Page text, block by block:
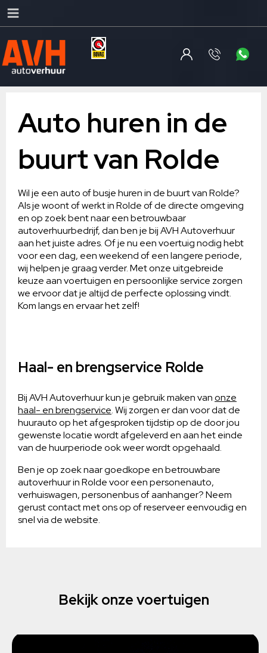
Auto huren in de
buurt van Rolde
Wil je een auto of busje huren in de buurt van Rolde?
Als je woont of werkt in Rolde of de directe omgeving
en op zoek bent naar een betrouwbaar
autoverhuurbedrijf, dan ben je bij AVH Autoverhuur
aan het juiste adres. Of je nu een voertuig nodig hebt
voor een dag, een weekend of een langere periode,
wij helpen je graag verder. Met onze uitgebreide
keuze aan voertuigen en persoonlijke service zorgen
we ervoor dat je altijd de perfecte oplossing vindt.
Kom langs en ervaar het zelf!
Haal- en brengservice Rolde
Bij AVH Autoverhuur kun je gebruik maken vanonze
haal- en brengservice. Wij zorgen er dan voor dat de
huurauto op het afgesproken tijdstip op de door jou
gewenste locatie wordt afgeleverd en aan het einde
van de huurperiode ook weer wordt opgehaald.
Ben je op zoek naar goedkope en betrouwbare
autoverhuur in Rolde voor een personenauto,
verhuiswagen, personenbus of aanhanger? Neem
gerust contact met ons op of reserveer eenvoudig en
snel via de website.
Bekijk onze voertuigen